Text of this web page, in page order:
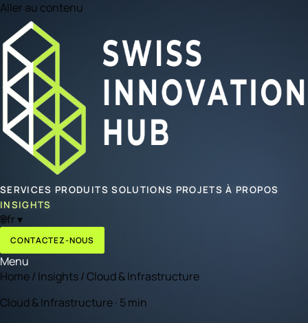
Aller au contenu
SERVICES PRODUITSSOLUTIONS PROJETSÀ PROPOS
INSIGHTS
🌐fr▾
CONTACTEZ-NOUS
Menu
Home/ Insights/Cloud & Infrastructure
Cloud & Infrastructure · 5 min